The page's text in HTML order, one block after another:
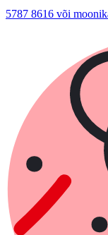
5787 8616 või